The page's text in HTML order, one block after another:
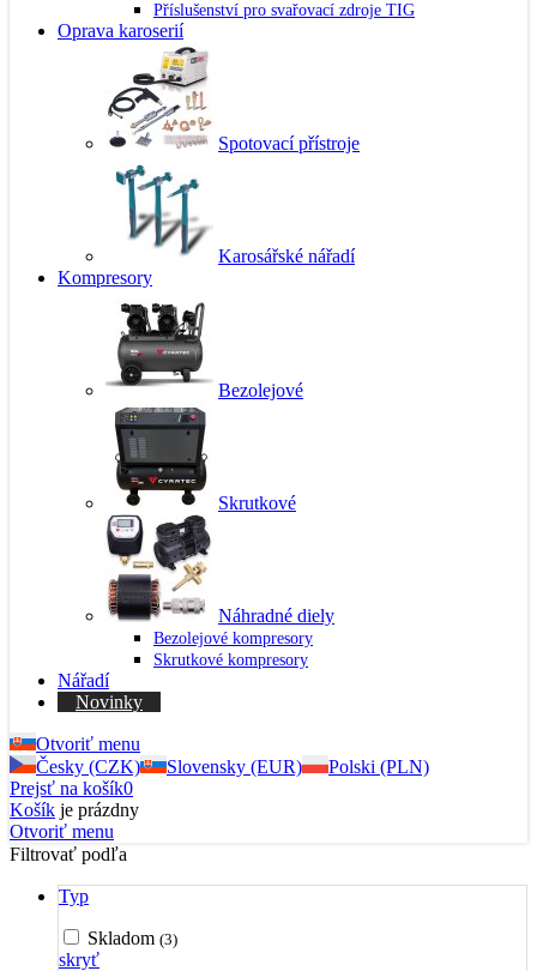
Příslušenství pro svařovací zdroje TIG
Oprava karoserií
Spotovací přístroje
Karosářské nářadí
Kompresory
Bezolejové
Skrutkové
Náhradné diely
Bezolejové kompresory
Skrutkové kompresory
Nářadí
Novinky
Otvoriť menu
Česky (CZK)
Slovensky (EUR)
Polski (PLN)
Prejsť na košík0
Košík je prázdny
Otvoriť menu
Filtrovať podľa
Typ
Skladom (3)
skryť